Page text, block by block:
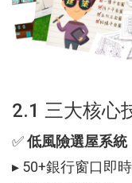
2.1 三大核心
✅低風險選屋系統
▸ 50+銀行窗口即